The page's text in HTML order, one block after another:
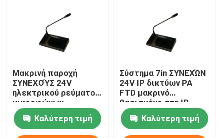
Μακρινή παροχή
ΣΥΝΕΧΟΎΣ 24V
ηλεκτρικού ρεύματος
μικροφώνων
σελιδοποίησης
οθόνης αφής δικτύων
IP
Καλύτερη τιμή
Σύστημα 7in ΣΥΝΕΧΏΝ
24V IP δικτύων PA
FTD μακρινό
βασισμένο στη IP
μικρόφωνο οθόνης
αφής LCDΚαλύτερη τιμή